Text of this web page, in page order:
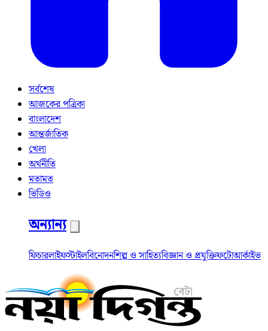
সর্বশেষ
আজকের পত্রিকা
বাংলাদেশ
আন্তর্জাতিক
খেলা
অর্থনীতি
মতামত
ভিডিও
অন্যান্য
ফিচারলাইফস্টাইলবিনোদনশিল্প ও সাহিত্যবিজ্ঞান ও প্রযুক্তিফটোআর্কাইভ